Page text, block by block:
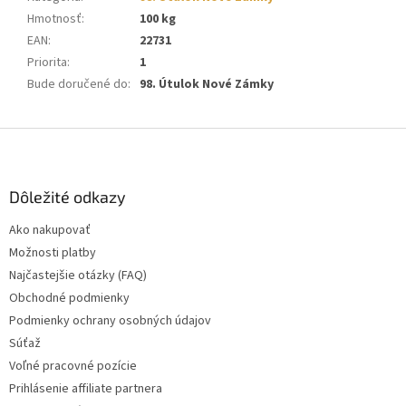
Hmotnosť:
100 kg
EAN:
22731
Priorita:
1
Bude doručené do: 98. Útulok Nové Zámky
Dôležité odkazy
Ako nakupovať
Možnosti platby
Najčastejšie otázky (FAQ)
Obchodné podmienky
Podmienky ochrany osobných údajov
Súťaž
Voľné pracovné pozície
Prihlásenie affiliate partnera